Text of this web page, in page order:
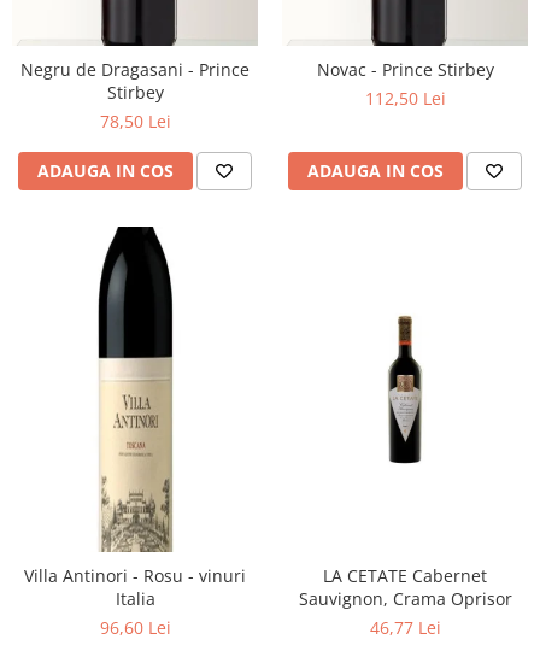
Negru de Dragasani - Prince
Stirbey
78,50 Lei
ADAUGA IN COS
Novac - Prince Stirbey
112,50 Lei
ADAUGA IN COS
Villa Antinori - Rosu - vinuri
Italia
96,60 Lei
LA CETATE Cabernet
Sauvignon, Crama Oprisor
46,77 Lei